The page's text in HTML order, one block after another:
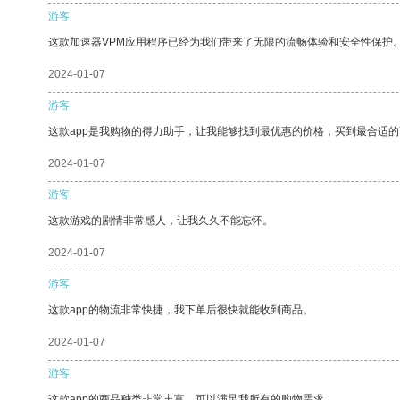
游客
这款加速器VPM应用程序已经为我们带来了无限的流畅体验和安全性保护。
2024-01-07
游客
这款app是我购物的得力助手，让我能够找到最优惠的价格，买到最合适的
2024-01-07
游客
这款游戏的剧情非常感人，让我久久不能忘怀。
2024-01-07
游客
这款app的物流非常快捷，我下单后很快就能收到商品。
2024-01-07
游客